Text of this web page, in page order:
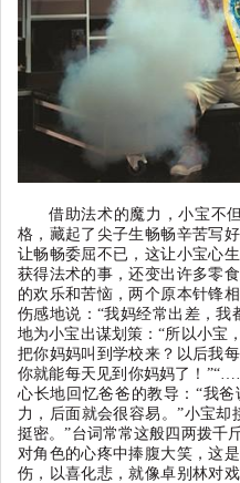
借助法术的魔力，小宝不
格，藏起了尖子生畅畅辛苦写
让畅畅委屈不已，这让小宝心
获得法术的事，还变出许多零
的欢乐和苦恼，两个原本针锋
伤感地说：“我妈经常出差，我
地为小宝出谋划策：“所以小宝
把你妈妈叫到学校来？以后我
你就能每天见到你妈妈了！ ”“
心长地回忆爸爸的教导：“我爸
力，后面就会很容易。”小宝却
挺密。”台词常常这般四两拨千
对角色的心疼中捧腹大笑，这
伤，以喜化悲，就像卓别林对